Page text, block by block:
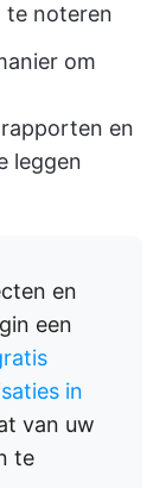
te noteren
om
en
leggen
en
een
in
van uw
te